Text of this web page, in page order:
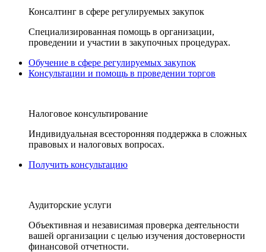
Консалтинг в сфере регулируемых закупок
Специализированная помощь в организации,
проведении и участии в закупочных процедурах.
Обучение в сфере регулируемых закупок
Консультации и помощь в проведении торгов
Налоговое консультирование
Индивидуальная всесторонняя поддержка в сложных
правовых и налоговых вопросах.
Получить консультацию
Аудиторские услуги
Объективная и независимая проверка деятельности
вашей организации с целью изучения достоверности
финансовой отчетности.